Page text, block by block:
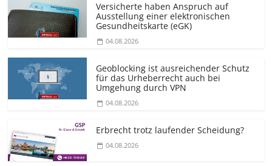
Versicherte haben Anspruch auf
Ausstellung einer elektronischen
Gesundheitskarte (eGK)
04.08.2026
Geoblocking ist ausreichender Schutz
für das Urheberrecht auch bei
Umgehung durch VPN
04.08.2026
Erbrecht trotz laufender Scheidung?
04.08.2026